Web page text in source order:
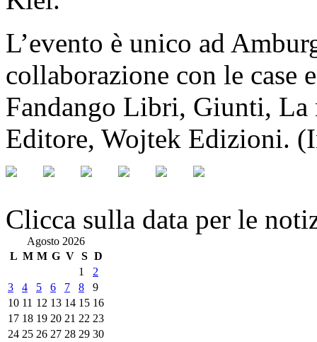
L’evento è unico ad
collaborazione con le
Fandango Libri, Giunti, La
Editore, Wojtek Edizioni.
Clicca sulla data per le
Agosto 2026
L M M G V S D
1
2
3
4 5 6 7 8
9
10 11 12 13 14 15 16
17 18 19 20 21 22 23
24 25 26 27 28 29 30